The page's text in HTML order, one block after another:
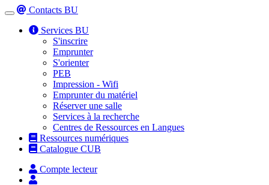
Toggle
navigation
Contacts BU
Services BU
S'inscrire
Emprunter
S'orienter
PEB
Impression - Wifi
Emprunter du matériel
Réserver une salle
Services à la recherche
Centres de Ressources en Langues
Ressources numériques
Catalogue CUB
Compte lecteur